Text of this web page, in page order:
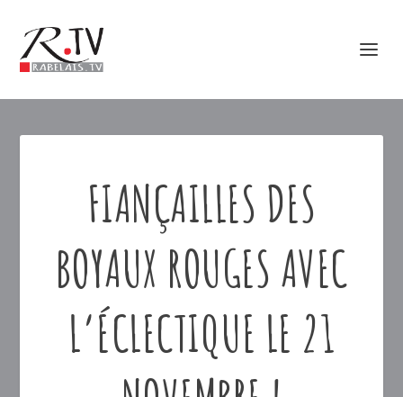
FIANÇAILLES DES
BOYAUX ROUGES AVEC
L’ÉCLECTIQUE LE 21